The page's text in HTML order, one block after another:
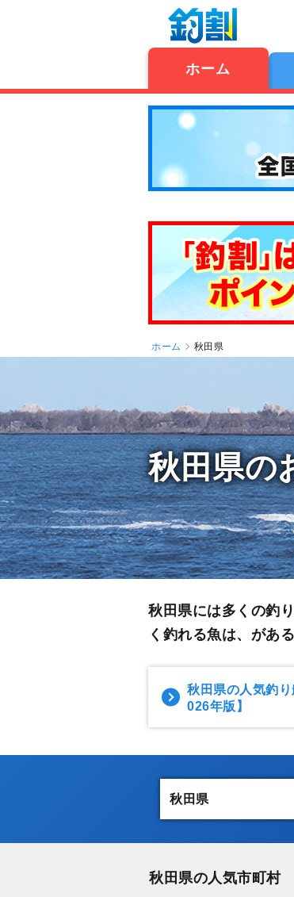
ホーム
ホーム 秋田県
秋田県の
秋田県には多くの釣
く釣れる魚は、がある
秋田県の人気釣
026年版】
秋田県
秋田県の人気市町村